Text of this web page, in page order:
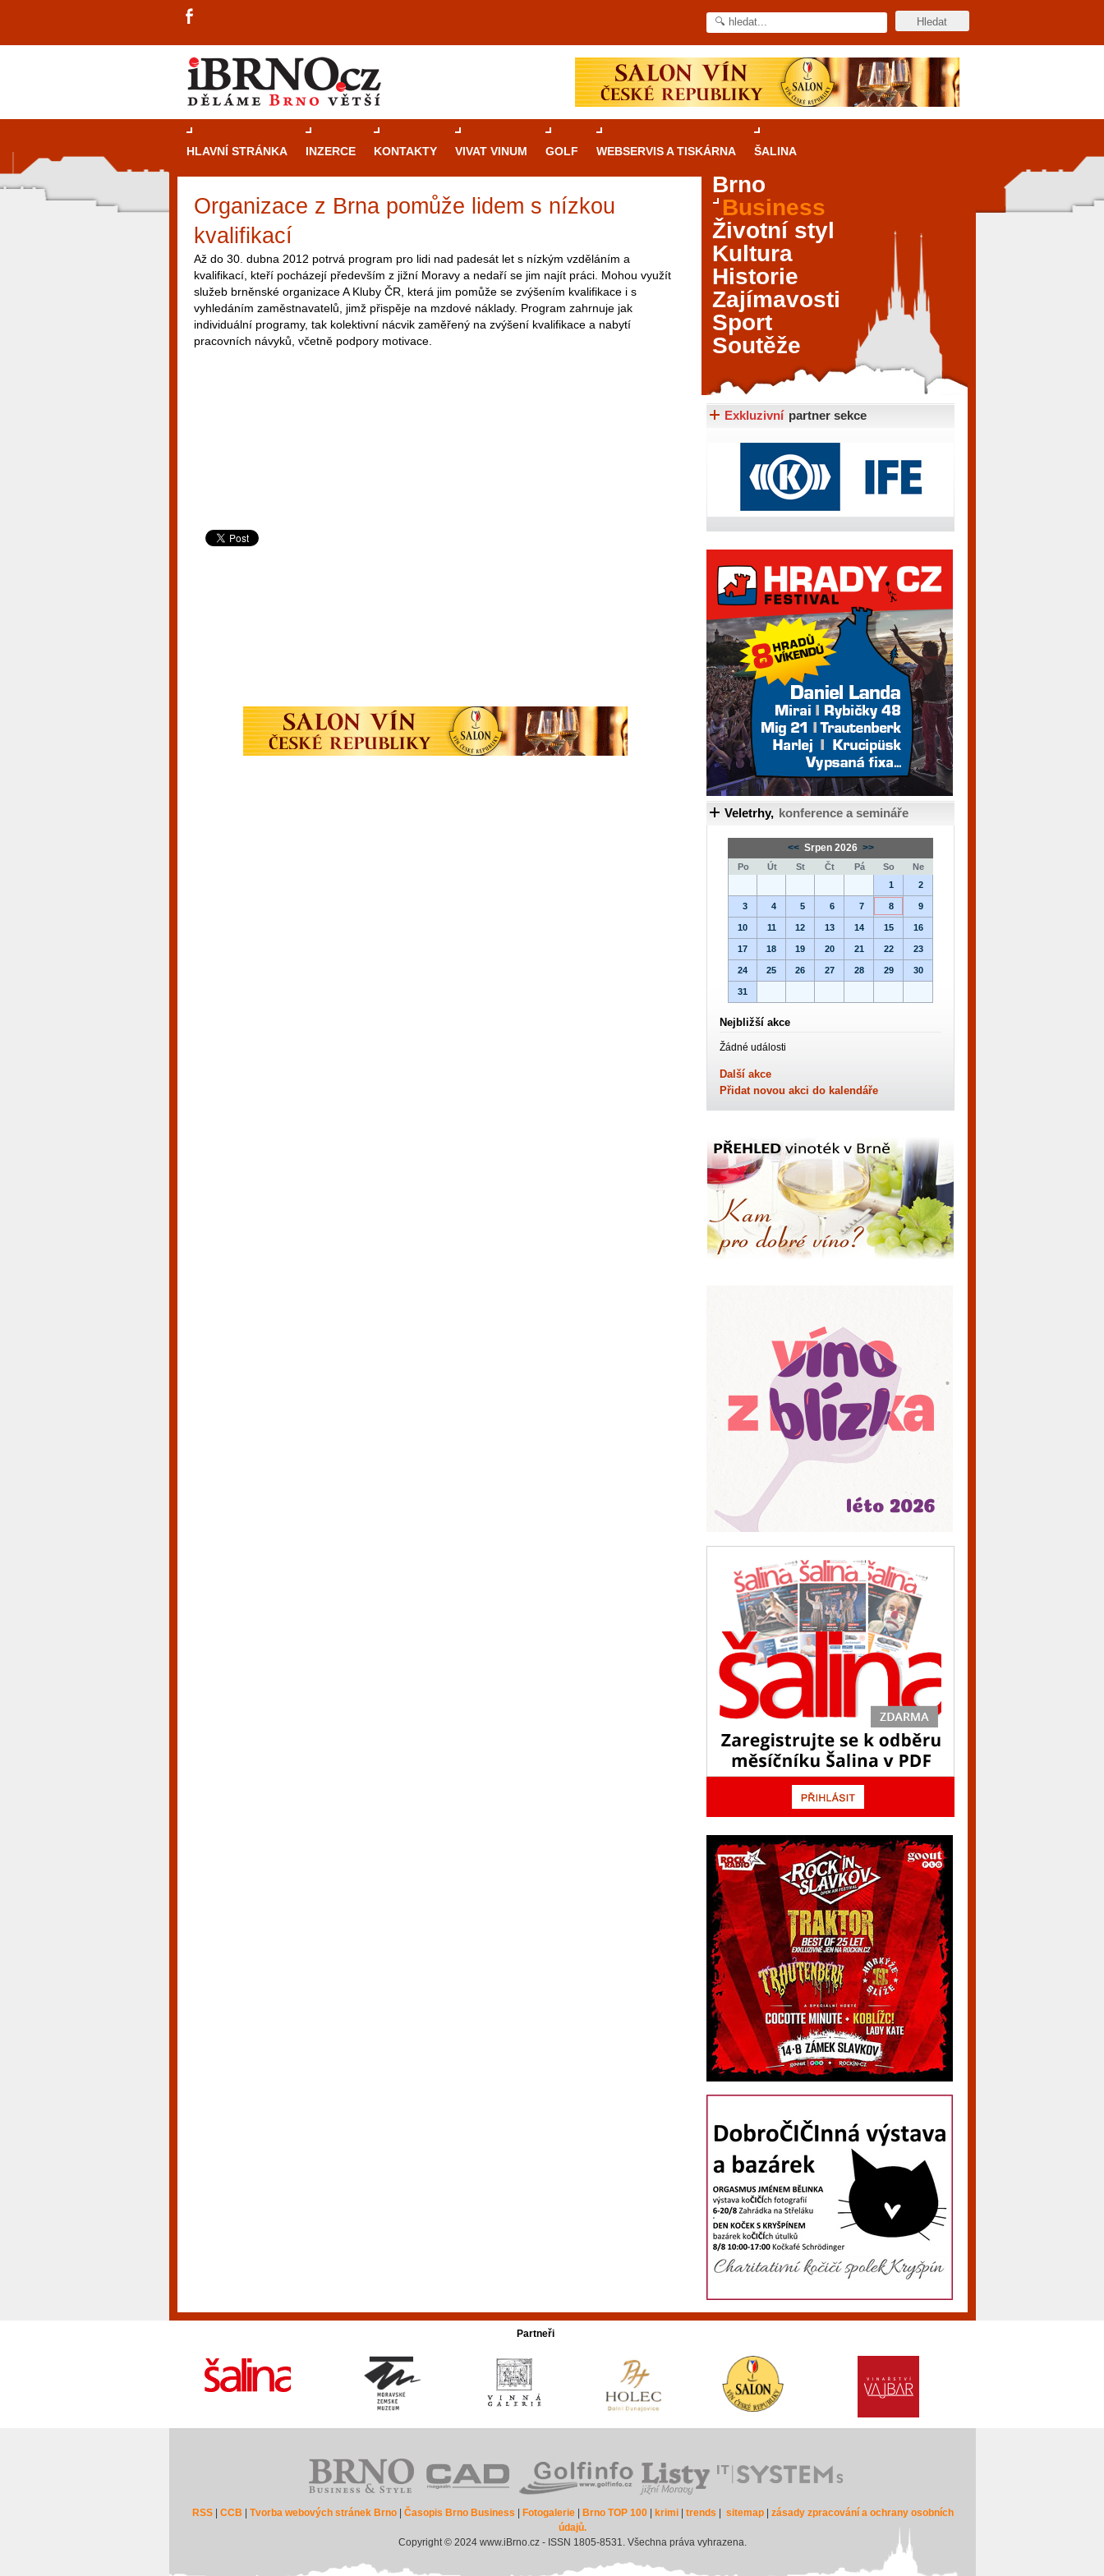
HLAVNÍ STRÁNKA INZERCE KONTAKTY VIVAT VINUM GOLF WEBSERVIS A TISKÁRNA ŠALINA
Organizace z Brna pomůže lidem s nízkou
kvalifikací
Až do 30. dubna 2012 potrvá program pro lidi nad padesát let s nízkým vzděláním a
kvalifikací, kteří pocházejí především z jižní Moravy a nedaří se jim najít práci. Mohou využít
služeb brněnské organizace A Kluby ČR, která jim pomůže se zvýšením kvalifikace i s
vyhledáním zaměstnavatelů, jimž přispěje na mzdové náklady. Program zahrnuje jak
individuální programy, tak kolektivní nácvik zaměřený na zvýšení kvalifikace a nabytí
pracovních návyků, včetně podpory motivace.
Průvodce
kasinovými hrami v Brně: Od
Brno je městem známým pro zajímavé památky, skvělé
restaurace, divadla a univerzity. Mimo jiné je ale také
místem, kde si můžete legálně a bezpečně vyzkoušet
různé kasinové hry. V neustále kvetoucí moravské
metropoli naleznete širokou nabídku her od klasické
rulety až po moderní automaty jak pro pravidelné
Brno
Business
Životní styl
Kultura
Historie
Zajímavosti
Sport
Soutěže
Exkluzivní partner sekce
Veletrhy, konference a semináře
<< Srpen 2026 >>
Po Út St Čt Pá So
Ne
1
2
3 4 5 6 7 8 9
10 11 12 13 14 15 16
17 18 19 20 21 22 23
24 25 26 27 28 29 30
31
Nejbližší akce
Žádné události
Další akce
Přidat novou akci do kalendáře
Partneři
RSS| CCB Tvorba webových stránek Brno| Časopis Brno Business Fotogalerie| Brno TOP 100| krimi| trends sitemap| zásady zpracování a ochrany osobních
údajů.
Copyright © 2024 www.iBrno.cz - ISSN 1805-8531. Všechna práva vyhrazena.